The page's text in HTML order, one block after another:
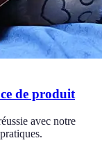
de produit
avec notre